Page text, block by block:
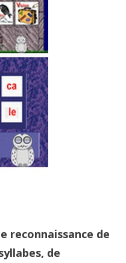
reconnaissance de
de